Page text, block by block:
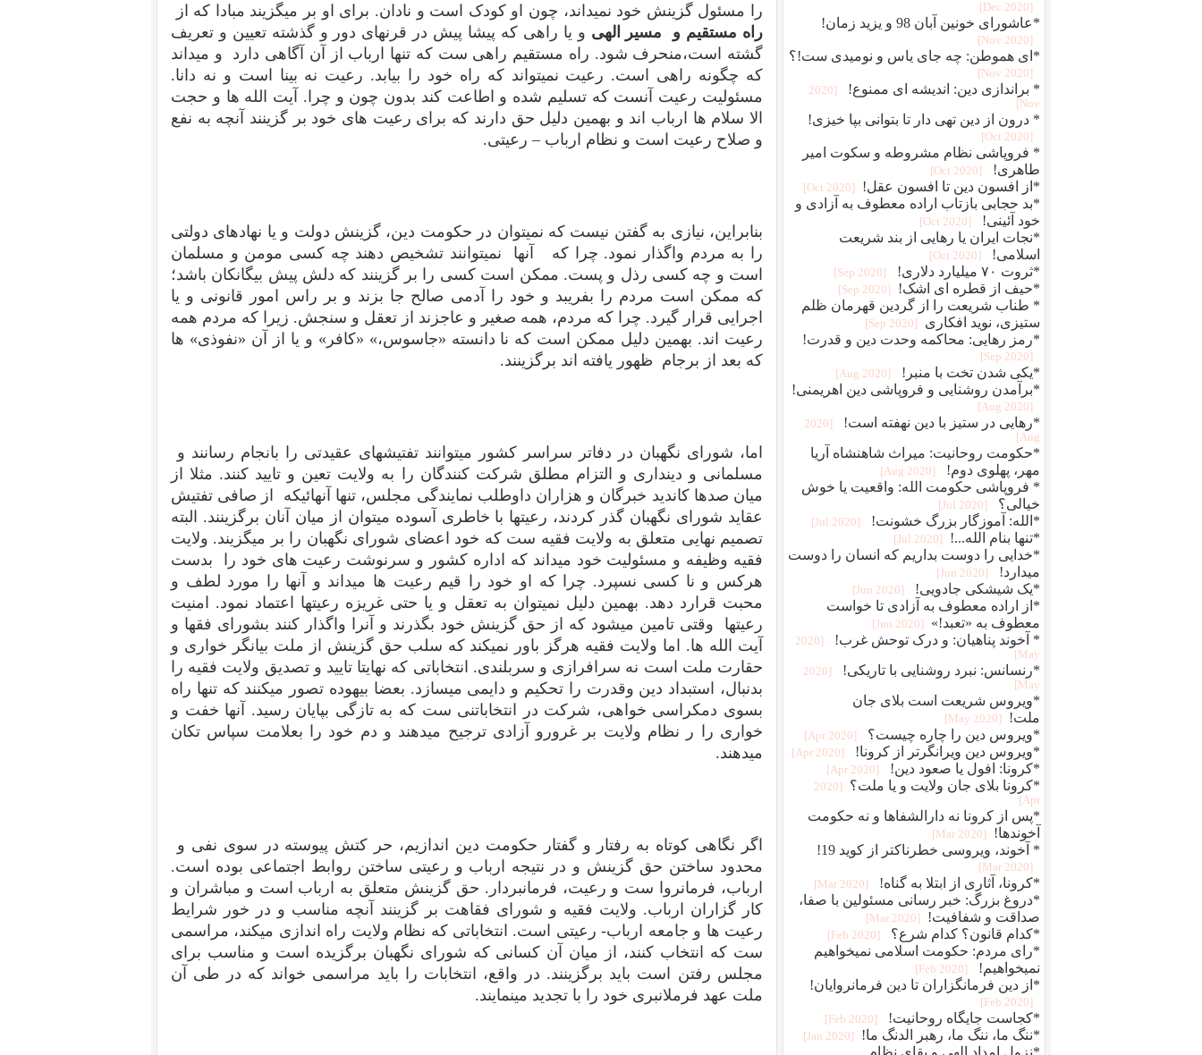
را مسئول گزینش خود نمیداند، چون او کودک است و نادان. برای او بر میگزیند مبادا که از
راه مستقیم و مسیر الهی و یا راهی که پیشا پیش در قرنهای دور و گذشته تعیین و تعریف
گشته است،منحرف شود. راه مستقیم راهی ست که تنها ارباب از آن آگاهی دارد و میداند
که چگونه راهی است. رعیت نمیتواند که راه خود را بیابد. رعیت نه بینا است و نه دانا.
مسئولیت رعیت آنست که تسلیم شده و اطاعت کند بدون چون و چرا. آیت الله ها و حجت
الا سلام ها ارباب اند و بهمین دلیل حق دارند که برای رعیت های خود بر گزینند آنچه به نفع
و صلاح رعیت است و نظام ارباب – رعیتی.
بنابراین، نیازی به گفتن نیست که نمیتوان در حکومت دین، گزینش دولت و یا نهادهای دولتی
را به مردم واگذار نمود. چرا که آنها نمیتوانند تشخیص دهند چه کسی مومن و مسلمان
است و چه کسی رذل و پست. ممکن است کسی را بر گزینند که دلش پیش بیگانکان باشد؛
که ممکن است مردم را بفریبد و خود را آدمی صالح جا بزند و بر راس امور قانونی و یا
اجرایی قرار گیرد. چرا که مردم، همه صغیر و عاجزند از تعقل و سنجش. زیرا که مردم همه
رعیت اند. بهمین دلیل ممکن است که نا دانسته «جاسوس،» «کافر» و یا از آن «نفوذی» ها
که بعد از برجام ظهور یافته اند برگزینند.
اما، شورای نگهبان در دفاتر سراسر کشور میتوانند تفتیشهای عقیدتی را بانجام رسانند و
مسلمانی و دینداری و التزام مطلق شرکت کنندگان را به ولایت تعین و تایید کنند. مثلا از
میان صدها کاندید خبرگان و هزاران داوطلب نمایندگی مجلس، تنها آنهائیکه از صافی تفتیش
عقاید شورای نگهبان گذر کردند، رعیتها با خاطری آسوده میتوان از میان آنان برگزینند. البته
تصمیم نهایی متعلق به ولایت فقیه ست که خود اعضای شورای نگهبان را بر میگزیند. ولایت
فقیه وظیفه و مسئولیت خود میداند که اداره کشور و سرنوشت رعیت های خود را بدست
هرکس و نا کسی نسپرد. چرا که او خود را قیم رعیت ها میداند و آنها را مورد لطف و
محبت قرارد دهد. بهمین دلیل نمیتوان به تعقل و یا حتی غریزه رعیتها اعتماد نمود. امنیت
رعیتها وقتی تامین میشود که از حق گزینش خود بگذرند و آنرا واگذار کنند بشورای فقها و
آیت الله ها. اما ولایت فقیه هرگز باور نمیکند که سلب حق گزینش از ملت بیانگر خواری و
حقارت ملت است نه سرافرازی و سربلندی. انتخاباتی که نهایتا تایید و تصدیق ولایت فقیه را
بدنبال، استبداد دین وقدرت را تحکیم و دایمی میسازد. بعضا بیهوده تصور میکنند که تنها راه
بسوی دمکراسی خواهی، شرکت در انتخاباتنی ست که به تازگی بپایان رسید. آنها خفت و
خواری را ر نظام ولایت بر غرورو آزادی ترجیح میدهند و دم خود را بعلامت سپاس تکان
میدهند.
اگر نگاهی کوتاه به رفتار و گفتار حکومت دین اندازیم، حر کتش پیوسته در سوی نفی و
محدود ساختن حق گزینش و در نتیجه ارباب و رعیتی ساختن روابط اجتماعی بوده است.
ارباب، فرمانروا ست و رعیت، فرمانبردار. حق گزینش متعلق به ارباب است و مباشران و
کار گزاران ارباب. ولایت فقیه و شورای فقاهت بر گزینند آنچه مناسب و در خور شرایط
رعیت ها و جامعه ارباب- رعیتی است. انتخاباتی که نظام ولایت راه اندازی میکند، مراسمی
ست که انتخاب کنند، از میان آن کسانی که شورای نگهبان برگزیده است و مناسب برای
مجلس رفتن است باید برگزینند. در واقع، انتخابات را باید مراسمی خواند که در طی آن
ملت عهد فرملانبری خود را با تجدید مینمایند.
[2020 Dec]
*عاشورای خونین آبان 98 و یزید زمان!
[2020 Nov]
*ای هموطن: چه جای یاس و نومیدی ست!؟
[2020 Nov]
* براندازی دین: اندیشه ای ممنوع!
[2020
Nov]
* درون از دین تهی دار تا بتوانی بپا خیزی!
[2020 Oct]
* فروپاشی نظام مشروطه و سکوت امیر
طاهری!
[2020 Oct]
*از افسون دین تا افسون عقل! [2020 Oct]
*بد حجابی بازتاب اراده معطوف به آزادی و
خود آئینی!
[2020 Oct]
*نجات ایران یا رهایی از بند شریعت
اسلامی!
[2020 Oct]
*ثروت ۷۰ میلیارد دلاری! [2020 Sep]
*حیف از قطره ای اشک! [2020 Sep]
* طناب شریعت را از گردین قهرمان ظلم
ستیزی، نوید افکاری
[2020 Sep]
*رمز رهایی: محاکمه وحدت دین و قدرت!
[2020 Sep]
*یکی شدن تخت با منبر! [2020 Aug]
*برآمدن روشنایی و فروپاشی دین اهریمنی!
[2020 Aug]
*رهایی در ستیز با دین نهفته است!
[2020
Aug]
*حکومت روحانیت: میراث شاهنشاه آریا
مهر، پهلوی دوم!
[2020 Aug]
* فروپاشی حکومت الله: واقعیت یا خوش
خیالی؟
[2020 Jul]
*الله: آموزگار بزرگ خشونت! [2020 Jul]
*تنها بنام الله...! [2020 Jul]
*خدایی را دوست بداریم که انسان را دوست
میدارد!
[2020 Jun]
*یک شیشکی جادویی! [2020 Jun]
*از اراده معطوف به آزادی تا خواست
معطوف به «تعبد!»
[2020 Jun]
* آخوند پناهیان: و درک توحش غرب!
[2020
May]
*رنسانس: نبرد روشنایی با تاریکی!
[2020
May]
*ویروس شریعت است بلای جان
ملت!
[2020 May]
*ویروس دین را چاره چیست؟ [2020 Apr]
*ویروس دین ویرانگرتر از کرونا! [2020 Apr]
*کرونا: افول یا صعود دین! [2020 Apr]
*کرونا بلای جان ولایت و یا ملت؟
[2020
Apr]
*پس از کرونا نه دارالشفاها و نه حکومت
آخوندها!
[2020 Mar]
* آخوند، ویروسی خطرناکتر از کوید 19!
[2020 Mar]
*کرونا، آثاری از ابتلا به گناه! [2020 Mar]
*دروغ بزرگ: خبر رسانی مسئولین با صفا،
صداقت و شفافیت!
[2020 Mar]
*کدام قانون؟ کدام شرع؟ [2020 Feb]
*رای مردم: حکومت اسلامی نمیخواهیم
نمیخواهیم!
[2020 Feb]
*از دین فرمانگزاران تا دین فرمانروایان!
[2020 Feb]
*کجاست جایگاه روحانیت! [2020 Feb]
*ننگ ما، ننگ ما، رهبر الدنگ ما! [2020 Jan]
*نزول امداد الهی و بقای نظام